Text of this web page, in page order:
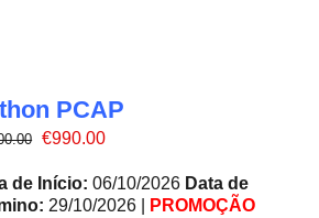
PCAP
O
original
era:
€990.00O
atual
é:
de Início: 06/10/2026 Data de
29/10/2026 |
PROMOÇÃO